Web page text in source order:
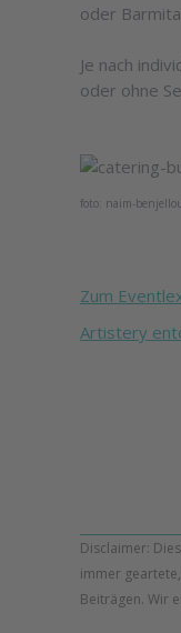
oder
Je nach
oder ohne
foto: naim-
Zum
Artistery
Disclaimer:
immer
Beiträgen. Wir